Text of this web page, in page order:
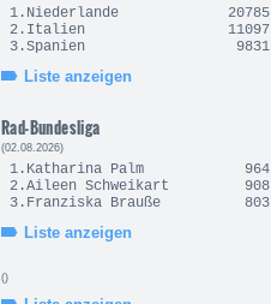
1.Niederlande 20785
2.Italien 11097
3.Spanien 9831
Liste anzeigen
Rad-Bundesliga
(02.08.2026)
1.Katharina Palm 964
2.Aileen Schweikart 908
3.Franziska Brauße 803
Liste anzeigen
()